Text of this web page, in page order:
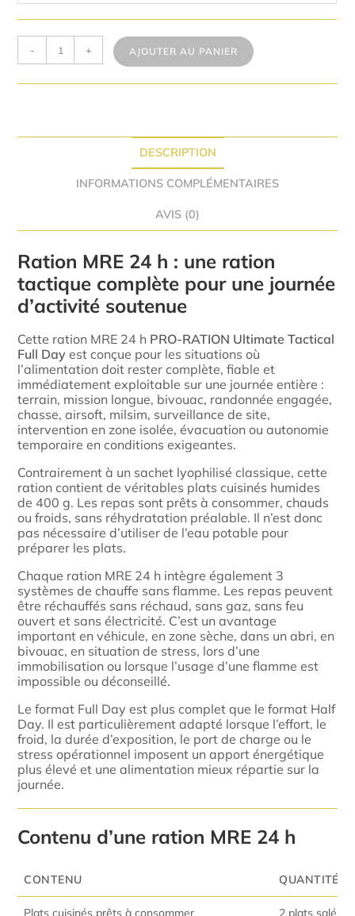
- + AJOUTER AU PANIER
DESCRIPTION
INFORMATIONS COMPLÉMENTAIRES
AVIS (0)
Ration MRE 24 h : une ration
tactique complète pour une journée
d’activité soutenue
Cette ration MRE 24 h PRO-RATION Ultimate Tactical
Full Day est conçue pour les situations où
l’alimentation doit rester complète, fiable et
immédiatement exploitable sur une journée entière :
terrain, mission longue, bivouac, randonnée engagée,
chasse, airsoft, milsim, surveillance de site,
intervention en zone isolée, évacuation ou autonomie
temporaire en conditions exigeantes.
Contrairement à un sachet lyophilisé classique, cette
ration contient de véritables plats cuisinés humides
de 400 g. Les repas sont prêts à consommer, chauds
ou froids, sans réhydratation préalable. Il n’est donc
pas nécessaire d’utiliser de l’eau potable pour
préparer les plats.
Chaque ration MRE 24 h intègre également 3
systèmes de chauffe sans flamme. Les repas peuvent
être réchauffés sans réchaud, sans gaz, sans feu
ouvert et sans électricité. C’est un avantage
important en véhicule, en zone sèche, dans un abri, en
bivouac, en situation de stress, lors d’une
immobilisation ou lorsque l’usage d’une flamme est
impossible ou déconseillé.
Le format Full Day est plus complet que le format Half
Day. Il est particulièrement adapté lorsque l’effort, le
froid, la durée d’exposition, le port de charge ou le
stress opérationnel imposent un apport énergétique
plus élevé et une alimentation mieux répartie sur la
journée.
Contenu d’une ration MRE 24 h
CONTENU QUANTITÉ
Plats cuisinés prêts à consommer 2 plats salés